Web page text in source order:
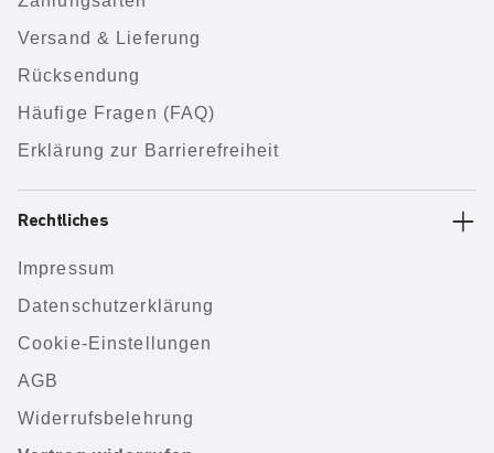
Versand & Lieferung
Rücksendung
Häufige Fragen (FAQ)
Erklärung zur Barrierefreiheit
Rechtliches
Impressum
Datenschutzerklärung
Cookie-Einstellungen
AGB
Widerrufsbelehrung